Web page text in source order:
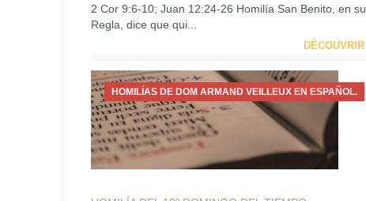
2 Cor 9:6-10; Juan 12:24-26 Homilía San Benito, en su
Regla, dice que qui...
DÉCOUVRIR
HOMILÍAS DE DOM ARMAND VEILLEUX EN ESPAÑOL.